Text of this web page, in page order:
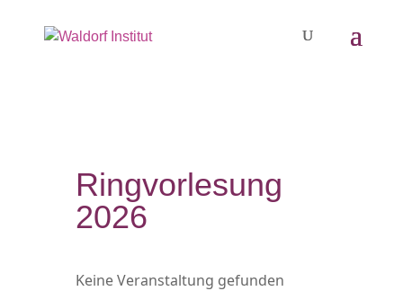
Ringvorlesung
2026
Keine Veranstaltung gefunden